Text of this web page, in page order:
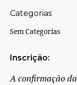
Categorias
Sem Categorias
Inscrição:
A confirmação